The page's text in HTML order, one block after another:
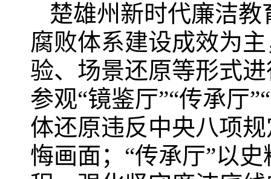
楚雄州新时代廉洁
腐败体系建设成效为
验、场景还原等形式
参观“镜鉴厅”“传承厅
体还原违反中央八项
悔画面；“传承厅”以